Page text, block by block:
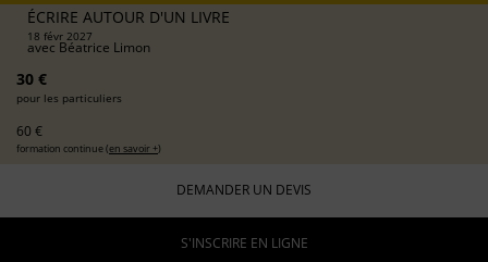
ÉCRIRE AUTOUR D'UN LIVRE
18 févr 2027
avec Béatrice Limon
30 €
pour les particuliers
60 €
formation continue (en savoir +)
DEMANDER UN DEVIS
S'INSCRIRE EN LIGNE